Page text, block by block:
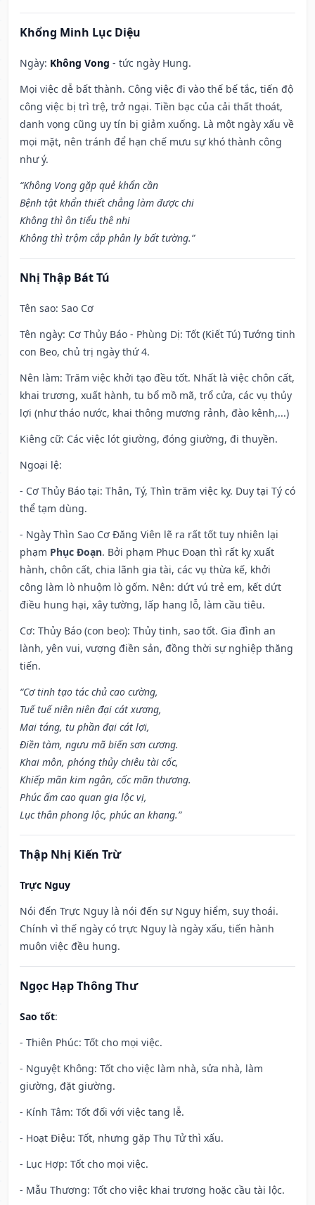
Khổng Minh Lục Diệu
Ngày: Không Vong - tức ngày Hung.
Mọi việc dễ bất thành. Công việc đi vào thế bế tắc, tiến độ
công việc bị trì trệ, trở ngại. Tiền bạc của cải thất thoát,
danh vọng cũng uy tín bị giảm xuống. Là một ngày xấu về
mọi mặt, nên tránh để hạn chế mưu sự khó thành công
như ý.
“Không Vong gặp quẻ khẩn cần
Bệnh tật khẩn thiết chẳng làm được chi
Không thì ôn tiểu thê nhi
Không thì trộm cắp phân ly bất tường.”
Nhị Thập Bát Tú
Tên sao: Sao Cơ
Tên ngày: Cơ Thủy Báo - Phùng Dị: Tốt (Kiết Tú) Tướng tinh
con Beo, chủ trị ngày thứ 4.
Nên làm: Trăm việc khởi tạo đều tốt. Nhất là việc chôn cất,
khai trương, xuất hành, tu bổ mồ mã, trổ cửa, các vụ thủy
lợi (như tháo nước, khai thông mương rảnh, đào kênh,...)
Kiêng cữ: Các việc lót giường, đóng giường, đi thuyền.
Ngoại lệ:
- Cơ Thủy Báo tại: Thân, Tý, Thìn trăm việc kỵ. Duy tại Tý có
thể tạm dùng.
- Ngày Thìn Sao Cơ Đăng Viên lẽ ra rất tốt tuy nhiên lại
phạm Phục Đoạn. Bởi phạm Phục Đoạn thì rất kỵ xuất
hành, chôn cất, chia lãnh gia tài, các vụ thừa kế, khởi
công làm lò nhuộm lò gốm. Nên: dứt vú trẻ em, kết dứt
điều hung hại, xây tường, lấp hang lỗ, làm cầu tiêu.
Cơ: Thủy Báo (con beo): Thủy tinh, sao tốt. Gia đình an
lành, yên vui, vượng điền sản, đồng thời sự nghiệp thăng
tiến.
“Cơ tinh tạo tác chủ cao cường,
Tuế tuế niên niên đại cát xương,
Mai táng, tu phần đại cát lợi,
Điền tàm, ngưu mã biến sơn cương.
Khai môn, phóng thủy chiêu tài cốc,
Khiếp mãn kim ngân, cốc mãn thương.
Phúc ấm cao quan gia lộc vị,
Lục thân phong lộc, phúc an khang.”
Thập Nhị Kiến Trừ
Trực Nguy
Nói đến Trực Nguy là nói đến sự Nguy hiểm, suy thoái.
Chính vì thế ngày có trực Nguy là ngày xấu, tiến hành
muôn việc đều hung.
Ngọc Hạp Thông Thư
Sao tốt:
- Thiên Phúc: Tốt cho mọi việc.
- Nguyệt Không: Tốt cho việc làm nhà, sửa nhà, làm
giường, đặt giường.
- Kính Tâm: Tốt đối với việc tang lễ.
- Hoạt Điệu: Tốt, nhưng gặp Thụ Tử thì xấu.
- Lục Hợp: Tốt cho mọi việc.
- Mẫu Thương: Tốt cho việc khai trương hoặc cầu tài lộc.